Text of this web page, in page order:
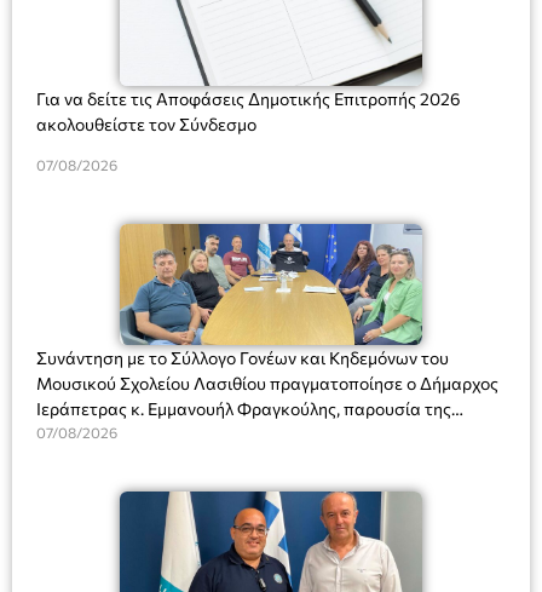
Για να δείτε τις Αποφάσεις Δημοτικής Επιτροπής 2026
ακολουθείστε τον Σύνδεσμο
07/08/2026
Συνάντηση με το Σύλλογο Γονέων και Κηδεμόνων του
Μουσικού Σχολείου Λασιθίου πραγματοποίησε ο Δήμαρχος
Ιεράπετρας κ. Εμμανουήλ Φραγκούλης, παρουσία της
Διευθύντριας του σχολείου κας Μαριάννας Χαΐτα.
07/08/2026